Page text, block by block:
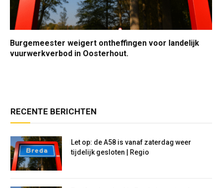
Burgemeester weigert ontheffingen voor landelijk
vuurwerkverbod in Oosterhout.
RECENTE BERICHTEN
Let op: de A58 is vanaf zaterdag weer
tijdelijk gesloten | Regio